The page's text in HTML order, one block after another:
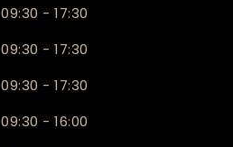
09:30 - 17:30
09:30 - 17:30
09:30 - 17:30
09:30 - 16:00